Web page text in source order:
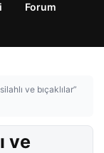
Forum
ve bıçaklılar”
ve